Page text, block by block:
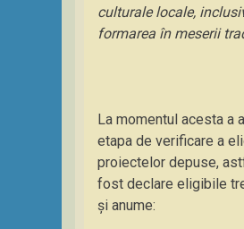
culturale locale,
formarea în meserii
La momentul acesta a
etapa de verificare a
proiectelor depuse,
fost declare eligibile
și anume: